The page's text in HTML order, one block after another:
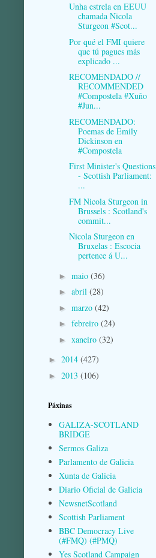
Unha estrela en EEUU
chamada Nicola
Sturgeon #Scot...
Por qué el FMI quiere
que tú pagues más
explicado ...
RECOMENDADO //
RECOMMENDED
#Compostela #Xuño
#Jun...
RECOMENDADO:
Poemas de Emily
Dickinson en
#Compostela
First Minister's Questions
- Scottish Parliament:
...
FM Nicola Sturgeon in
Brussels : Scotland's
commit...
Nicola Sturgeon en
Bruxelas : Escocia
pertence á U...
► maio (36)
► abril (28)
► marzo (42)
► febreiro (24)
► xaneiro (32)
► 2014 (427)
► 2013 (106)
Páxinas
GALIZA-SCOTLAND
BRIDGE
Sermos Galiza
Parlamento de Galicia
Xunta de Galicia
Diario Oficial de Galicia
NewsnetScotland
Scottish Parliament
BBC Democracy Live
(#FMQ) (#PMQ)
Yes Scotland Campaign